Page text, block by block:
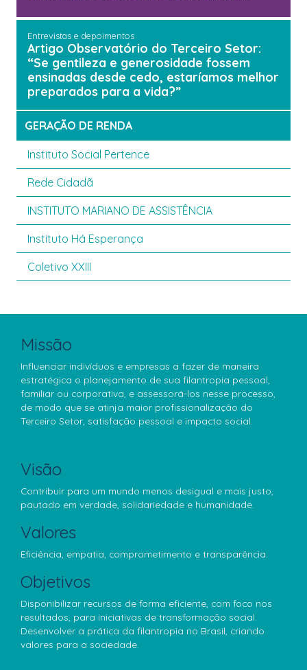
Entrevistas e depoimentos
Artigo Observatório do Terceiro Setor:
“Se gentileza e generosidade fossem
ensinadas desde cedo, estaríamos melhor
preparados para a vida?”
GERAÇÃO DE RENDA
Instituto Social Pertence
Rede Cidadã
INSTITUTO MARIANO DE ASSISTÊNCIA
Instituto Há Esperança
Coletivo XXIII
Missão
Influenciar indivíduos e empresas a fazer de maneira
estratégica o planejamento de sua filantropia pessoal,
familiar ou corporativa, e assessorá-los nesse processo,
de modo que se atinja maior profissionalização do
Terceiro Setor, satisfação pessoal e impacto social.
Visão
Contribuir para um mundo menos desigual e mais justo,
pautado em verdade, solidariedade e humanidade.
Valores
Eficiência, empatia, comprometimento e transparência.
Objetivos
Disponibilizar recursos de forma eficiente, com foco nos
resultados, para iniciativas de transformação social.
Desenvolver a prática da filantropia no Brasil, criando
valores para a sociedade.